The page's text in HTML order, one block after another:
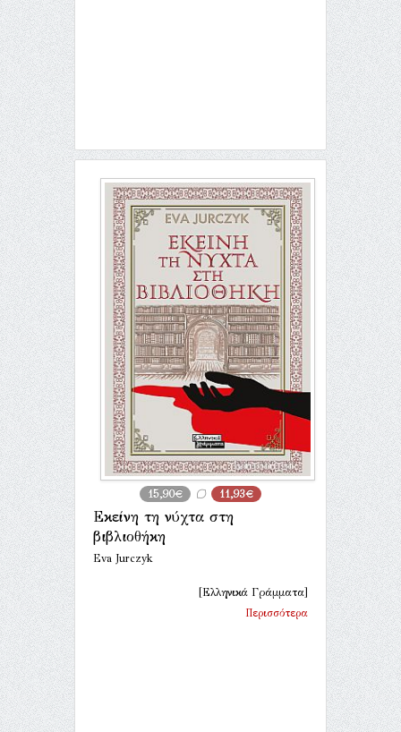
15,90€ 11,93€
Εκείνη τη νύχτα στη
βιβλιοθήκη
Eva Jurczyk
[Ελληνικά Γράμματα]
Περισσότερα